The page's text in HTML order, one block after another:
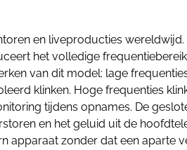
en liveproducties wereldwijd.
het volledige
van dit model: lage
klinken. Hoge frequenties
tijdens opnames. De
en het geluid uit de
apparaat zonder dat een aparte